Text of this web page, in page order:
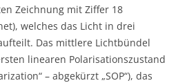
Zeichnung mit Ziffer 18
welches das Licht in drei
Das mittlere Lichtbündel
linearen Polarisationszustand
– abgekürzt „SOP“), das